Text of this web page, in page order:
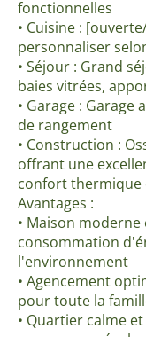
fonctionnelles
• Cuisine :
personnaliser
• Séjour : Grand
baies vitrées,
• Garage :
de rangement
• Construction :
offrant une
confort thermique
Avantages :
• Maison
consommation
l'environnement
• Agencement
pour toute la
• Quartier calme